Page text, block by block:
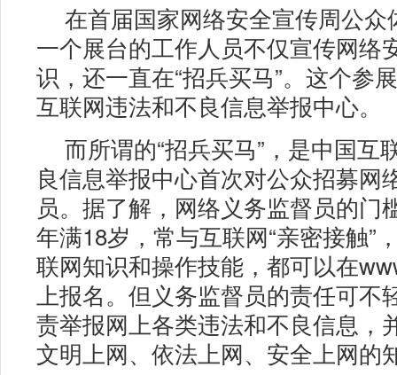
在首届国家网络安全宣传周公众
一个展台的工作人员不仅宣传网络
识，还一直在“招兵买马”。这个参
互联网违法和不良信息举报中心。
而所谓的“招兵买马”，是中国互
良信息举报中心首次对公众招募网
员。据了解，网络义务监督员的门
年满18岁，常与互联网“亲密接触”
联网知识和操作技能，都可以在
上报名。但义务监督员的责任可不
责举报网上各类违法和不良信息，
文明上网、依法上网、安全上网的